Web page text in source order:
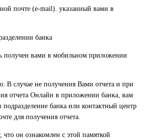
почте (e-mail). указанный вами в
банка
получен вами в мобильном приложении
В случае не получения Вами отчета и при
отчета Онлайн в приложении банка, вам
подразделение банка или контактный центр
для получения отчета.
он ознакомлен с этой памяткой